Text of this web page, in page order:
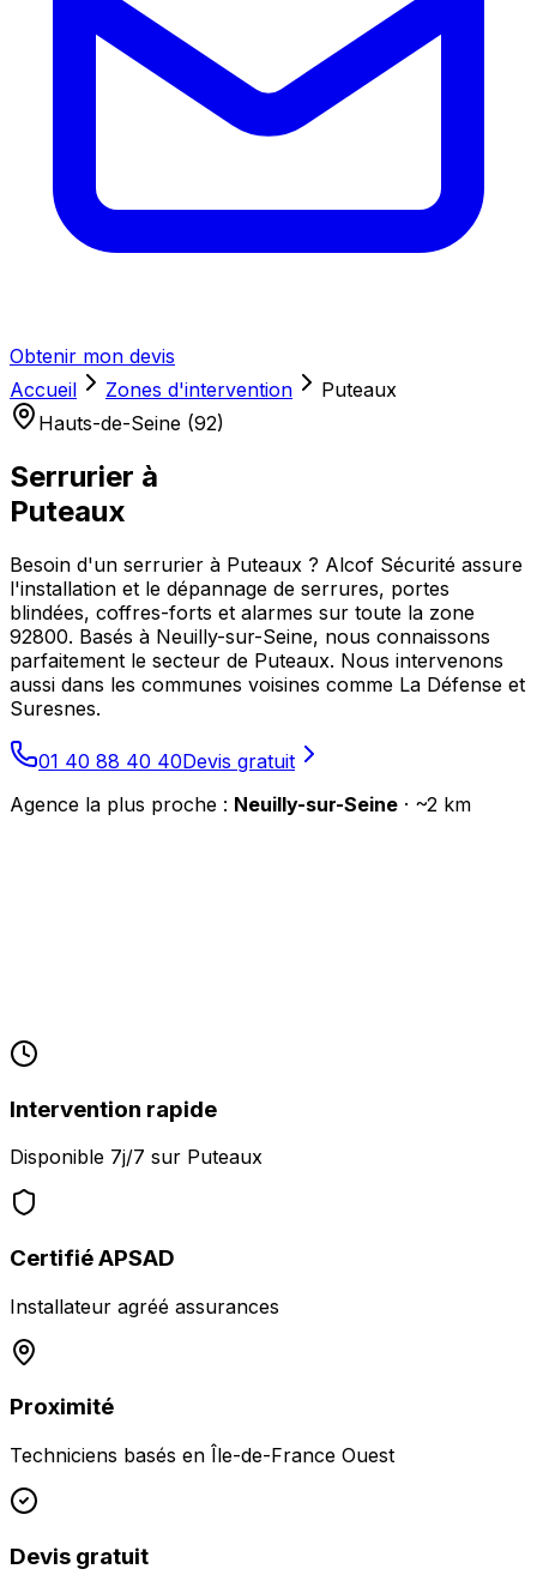
Obtenir mon devis
Accueil
Zones d'intervention
Puteaux
Hauts-de-Seine (92)
Serrurier à
Puteaux
Besoin d'un serrurier à Puteaux ? Alcof Sécurité assure
l'installation et le dépannage de serrures, portes
blindées, coffres-forts et alarmes sur toute la zone
92800. Basés à Neuilly-sur-Seine, nous connaissons
parfaitement le secteur de Puteaux. Nous intervenons
aussi dans les communes voisines comme La Défense et
Suresnes.
01 40 88 40 40Devis gratuit
Agence la plus proche : Neuilly-sur-Seine · ~2 km
Intervention rapide
Disponible 7j/7 sur Puteaux
Certifié APSAD
Installateur agréé assurances
Proximité
Techniciens basés en Île-de-France Ouest
Devis gratuit